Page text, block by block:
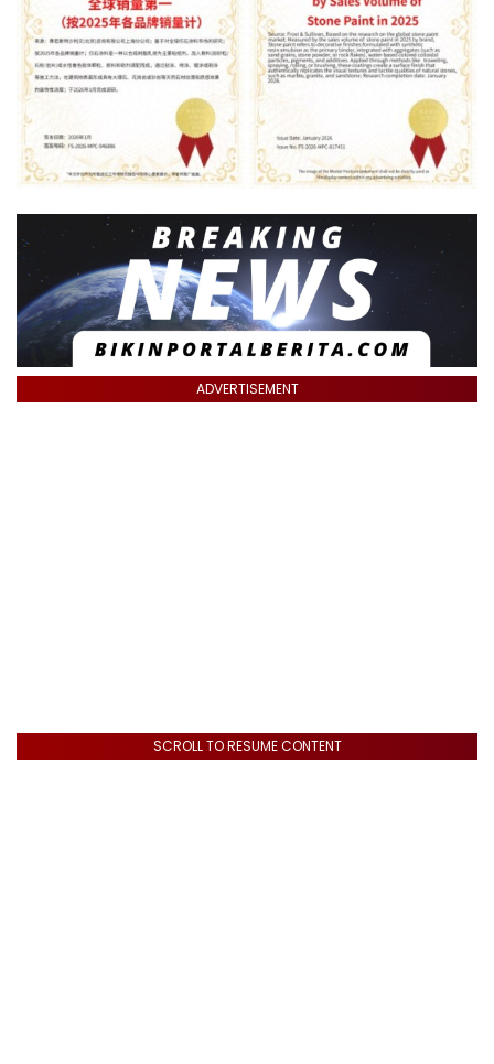
ADVERTISEMENT
SCROLL TO RESUME CONTENT